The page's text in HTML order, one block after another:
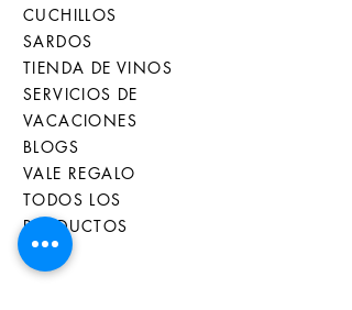
CUCHILLOS
SARDOS
TIENDA DE VINOS
SERVICIOS DE
VACACIONES
BLOGS
VALE REGALO
TODOS LOS
PRODUCTOS